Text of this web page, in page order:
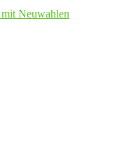
Neuwahlen